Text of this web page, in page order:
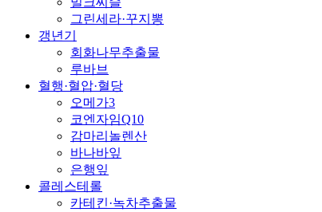
그린세라·꾸지뽕
갱년기
회화나무추출물
루바브
혈행·혈압·혈당
오메가3
코엔자임Q10
감마리놀렌산
바나바잎
은행잎
콜레스테롤
카테킨·녹차추출물